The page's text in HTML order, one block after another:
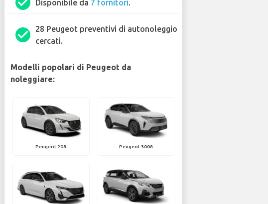
Disponibile da 7 fornitori.
check_circle
28 Peugeot preventivi di autonoleggio
cercati.
Modelli popolari di Peugeot da
noleggiare:
Peugeot 208 Peugeot 3008